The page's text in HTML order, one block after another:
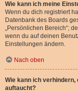
Wie kann ich meine
Wenn du dich registriert
Datenbank des Boards
„Persönlichen Bereich“;
wenn du auf deinen
Einstellungen ändern.
Nach oben
Wie kann ich
auftaucht?